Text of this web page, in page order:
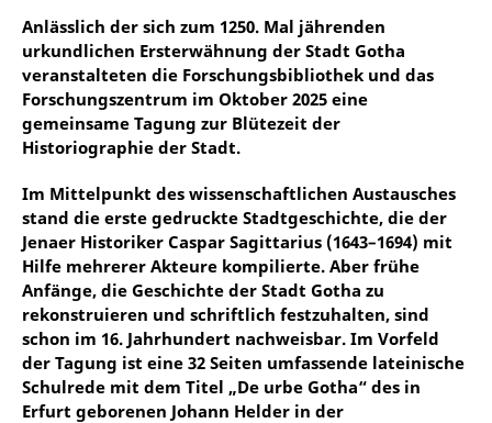
Anlässlich der sich zum 1250. Mal jährenden
urkundlichen Ersterwähnung der Stadt Gotha
veranstalteten die Forschungsbibliothek und das
Forschungszentrum im Oktober 2025 eine
gemeinsame Tagung zur Blütezeit der
Historiographie der Stadt.
Im Mittelpunkt des wissenschaftlichen Austausches
stand die erste gedruckte Stadtgeschichte, die der
Jenaer Historiker Caspar Sagittarius (1643–1694) mit
Hilfe mehrerer Akteure kompilierte. Aber frühe
Anfänge, die Geschichte der Stadt Gotha zu
rekonstruieren und schriftlich festzuhalten, sind
schon im 16. Jahrhundert nachweisbar. Im Vorfeld
der Tagung ist eine 32 Seiten umfassende lateinische
Schulrede mit dem Titel „De urbe Gotha“ des in
Erfurt geborenen Johann Helder in der